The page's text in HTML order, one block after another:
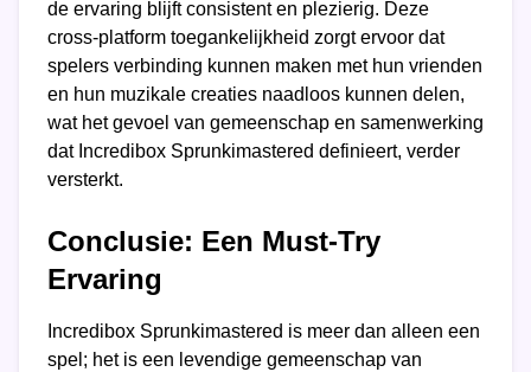
de ervaring blijft consistent en plezierig. Deze
cross-platform toegankelijkheid zorgt ervoor dat
spelers verbinding kunnen maken met hun vrienden
en hun muzikale creaties naadloos kunnen delen,
wat het gevoel van gemeenschap en samenwerking
dat Incredibox Sprunkimastered definieert, verder
versterkt.
Conclusie: Een Must-Try
Ervaring
Incredibox Sprunkimastered is meer dan alleen een
spel; het is een levendige gemeenschap van